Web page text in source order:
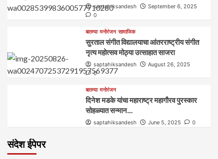
saptahiksandesh
September 6, 2025
0
बातम्या मनोरंजन सामाजिक
सुरताल संगीत विद्यालयाचा आंतरराष्ट्रीय संगीत
नृत्य महोत्सव मोठ्या उत्साहात साजरा
saptahiksandesh
August 26, 2025
0
बातम्या मनोरंजन
दिनेश मडके यांचा महाराष्ट्र महागौरव‌ पुरस्कार‌‌‌
सोहळ्यात सन्मान…
saptahiksandesh June 5, 2025 0
संदेश ईपेपर